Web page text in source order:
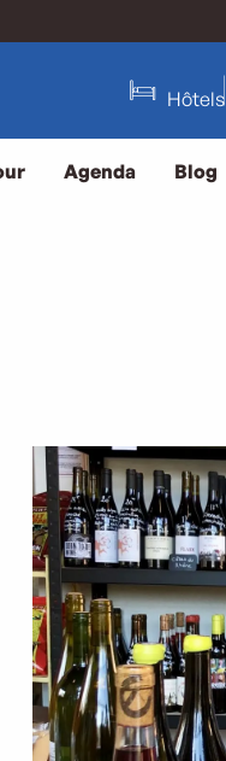
Hôtels
Agenda Blog